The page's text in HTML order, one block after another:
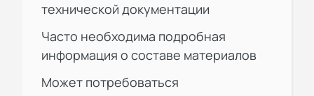
технической документации
Часто необходима подробная
информация о составе материалов
Может потребоваться